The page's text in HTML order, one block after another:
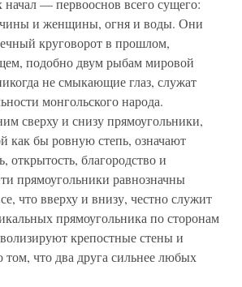
— первооснов всего сущего:
и женщины, огня и воды. Они
круговорот в прошлом,
подобно двум рыбам мировой
не смыкающие глаз, служат
монгольского народа.
сверху и снизу прямоугольники,
как бы ровную степь, означают
открытость, благородство и
прямоугольники равнозначны
что вверху и внизу, честно служит
прямоугольника по сторонам
крепостные стены и
что два друга сильнее любых